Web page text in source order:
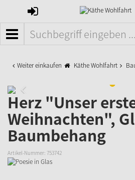
ANMELDEN
MENÜ
Weiter einkaufen Käthe Wohlfahrt
Herz "Unser
Weihnachten",
Baumbehang
Artikel-Nummer: 753742